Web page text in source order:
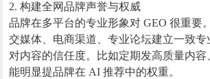
2. 构建全网品牌声誉与权威
品牌在多平台的专业形象对 GEO 很重要
交媒体、电商渠道、专业论坛建立一致
对内容的信任度。比如定期发高质量内容
能明显提品牌在 AI 推荐中的权重。